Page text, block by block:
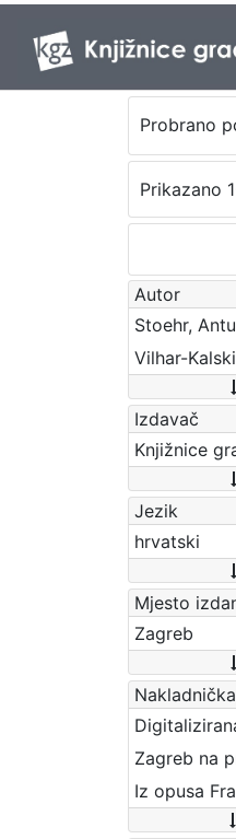
Probrano
Prikazano
Autor
Izdavač
Knjižnice
Jezik
hrvatski
Mjesto
Zagreb